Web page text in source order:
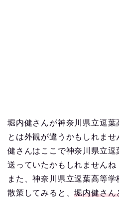
堀内健さんが神奈川県立逗葉
とは外観が違うかもしれま
健さんはここで神奈川県立
送っていたかもしれませんね
また、神奈川県立逗葉高等
散策してみると、堀内健さん